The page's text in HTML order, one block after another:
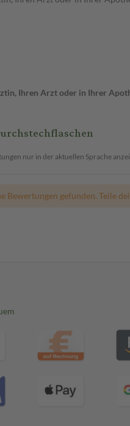
Ihren Arzt oder in Ihrer
nur in der aktuellen Sprache
Bewertungen gefunden. Teile